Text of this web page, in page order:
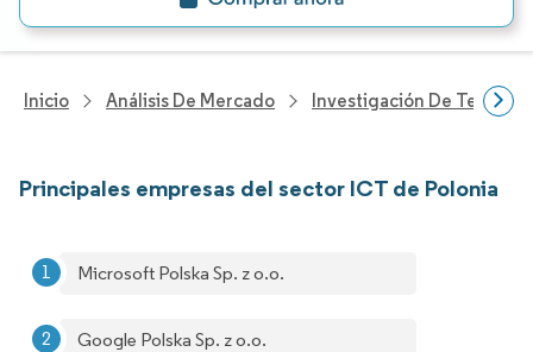
Inicio Análisis De Mercado Investigación De
Principales empresas del sector ICT de Polonia
Microsoft Polska Sp. z o.o.
Google Polska Sp. z o.o.